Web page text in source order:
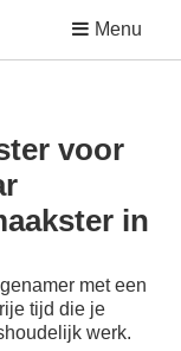
Menu
voor
in
met een
tijd die je
werk.